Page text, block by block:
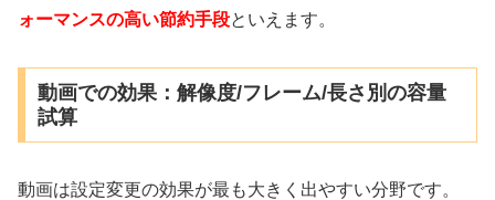
ォーマンスの高い節約手段といえます。
動画での効果：解像度/フレーム/長さ別の容量
試算
動画は設定変更の効果が最も大きく出やすい分野です。